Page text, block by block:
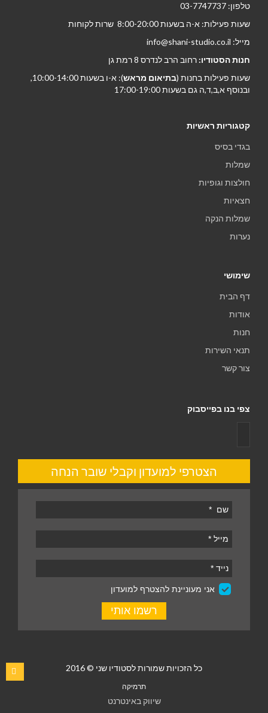
טלפון: 03-7747737
שעות פעילות: א-ה בשעות 8:00-20:00 שרות לקוחות
מייל: info@shani-studio.co.il
חנות הסטודיו: רחוב הרב לנדרס 8 רמת גן
שעות פעילות בחנות (בתיאום מראש
): א-ו בשעות 10:00-14:00,
ובנוסף א,ב,ד,ה גם בשעות 17:00-19:00
קטגוריות ראשיות
בגדי בסיס
שמלות
חולצות וגופיות
חצאיות
שמלות הנקה
נערות
שימושי
דף הבית
אודות
חנות
תנאי השירות
צור קשר
צפי בנו בפייסבוק
הצטרפי למועדון וקבלי שובר הנחה
כל הזכויות שמורות לסטודיו שני © 2016
תרמיקה
שיווק באינטרנט